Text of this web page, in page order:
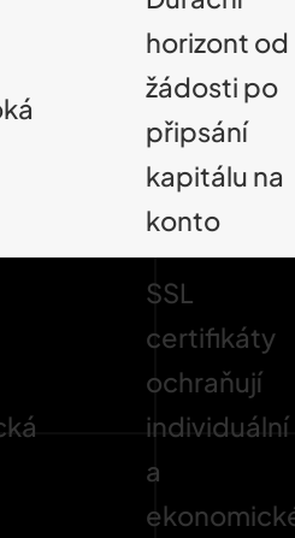
horizont od
žádosti po
připsání
kapitálu na
konto
SSL
certifikáty
ochraňují
individuální
a